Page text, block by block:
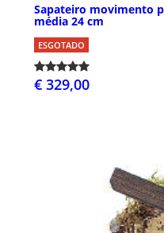
Sapateiro movimento
média 24 cm
ESGOTADO
€ 329,00